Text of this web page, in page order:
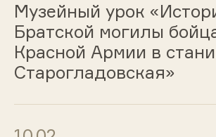
Музейный урок
Братской могилы
Красной Армии в
Старогладовская»